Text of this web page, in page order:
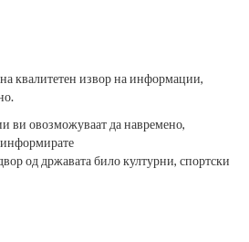
квалитетен извор на информации,
овозможуваат да навремено,
од државата било културни, спортски